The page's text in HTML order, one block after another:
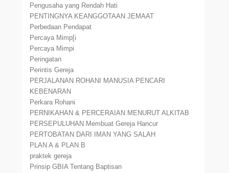
Pengusaha yang Rendah Hati
PENTINGNYA KEANGGOTAAN JEMAAT
Perbedaan Pendapat
Percaya Mimp[i
Percaya Mimpi
Peringatan
Perintis Gereja
PERJALANAN ROHANI MANUSIA PENCARI
KEBENARAN
Perkara Rohani
PERNIKAHAN & PERCERAIAN MENURUT ALKITAB
PERSEPULUHAN Membuat Gereja Hancur
PERTOBATAN DARI IMAN YANG SALAH
PLAN A & PLAN B
praktek gereja
Prinsip GBIA Tentang Baptisan